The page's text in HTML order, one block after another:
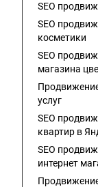
SEO
SEO
косметики
SEO
магазина
услуг
SEO
квартир в
SEO
интернет